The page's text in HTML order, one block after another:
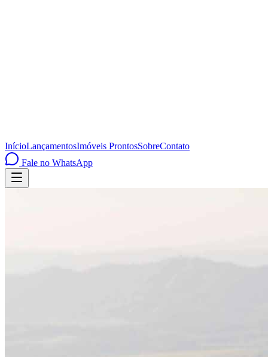
InícioLançamentosImóveis ProntosSobreContato
Fale no WhatsApp